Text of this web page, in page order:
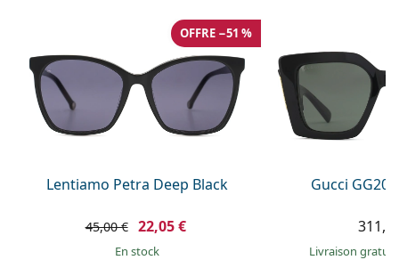
Prada
Toutes les marques
Lentiamo Petra Deep Black
OFFRE −51 %
45,00 € 22,05 €
en stock
Gucci
Livraison